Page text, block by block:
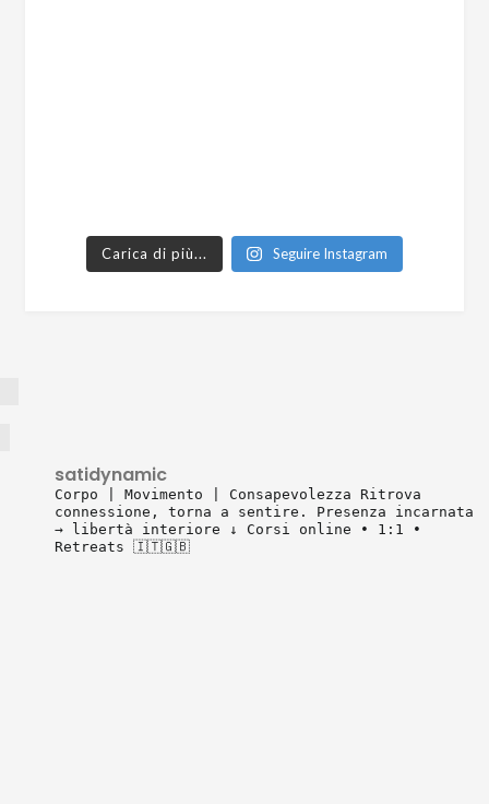
Carica di più... Seguire Instagram
satidynamic
Corpo | Movimento | Consapevolezza Ritrova
connessione, torna a sentire.
Presenza incarnata
→ libertà interiore ↓ Corsi online • 1:1 •
Retreats 🇮🇹🇬🇧